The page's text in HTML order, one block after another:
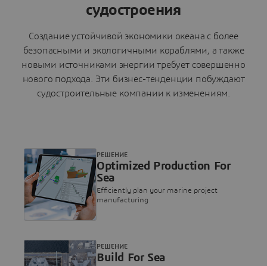
судостроения
Создание устойчивой экономики океана с более
безопасными и экологичными кораблями, а также
новыми источниками энергии требует совершенно
нового подхода. Эти бизнес-тенденции побуждают
судостроительные компании к изменениям.
Optimized Production For
Sea
Efficiently plan your marine project
manufacturing
РЕШЕНИЕ
Build For Sea
РЕШЕНИЕ